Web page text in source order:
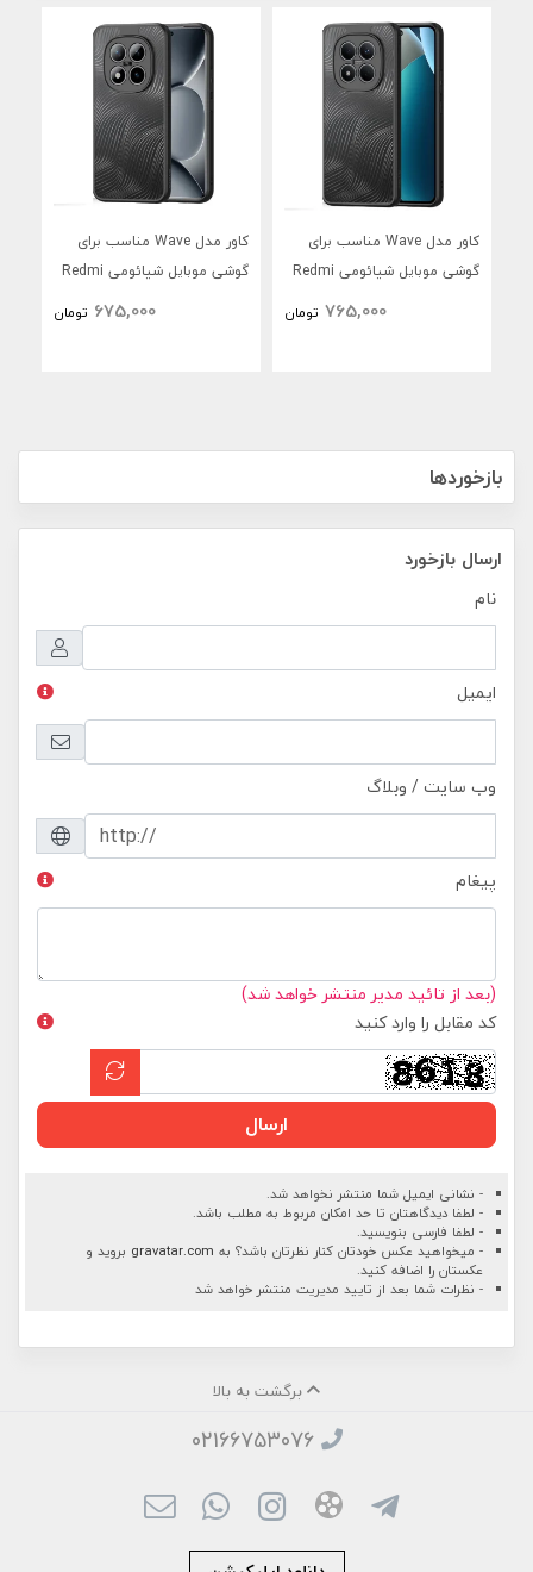
کاور مدل Wave مناسب برای
گوشی موبایل شیائومی Redmi
765,000 تومان
کاور مدل Wave مناسب برای
گوشی موبایل شیائومی Redmi
675,000 تومان
بازخوردها
ارسال بازخورد
نام
ایمیل
وب سایت / وبلاگ
پیغام
(بعد از تائید مدیر منتشر خواهد شد)
کد مقابل را وارد کنید
ارسال
- نشانی ایمیل شما منتشر نخواهد شد.
- لطفا دیدگاهتان تا حد امکان مربوط به مطلب باشد.
- لطفا فارسی بنویسید.
- میخواهید عکس خودتان کنار نظرتان باشد؟ به gravatar.com بروید و
عکستان را اضافه کنید.
- نظرات شما بعد از تایید مدیریت منتشر خواهد شد
برگشت به بالا
02166753076